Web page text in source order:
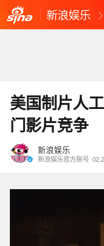
新浪娱乐
美国制片人
门影片竞争
新浪娱乐
新浪娱乐官方账号